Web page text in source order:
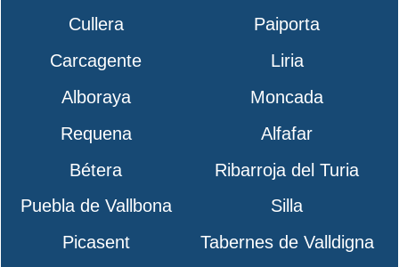
Cullera
Paiporta
Carcagente
Liria
Alboraya
Moncada
Requena
Alfafar
Bétera
Ribarroja del Turia
Puebla de Vallbona
Silla
Picasent
Tabernes de Valldigna